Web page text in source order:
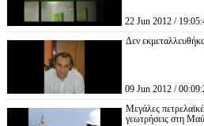
22 Jun 2012 /
Δεν
09 Jun 2012 /
Μεγάλες
γεωτρήσεις στη